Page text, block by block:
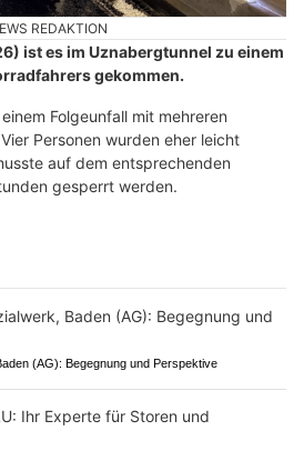
REDAKTION
ist es im Uznabergtunnel zu einem
gekommen.
Folgeunfall mit mehreren
Personen wurden eher leicht
auf dem entsprechenden
gesperrt werden.
(AG): Begegnung und Perspektive